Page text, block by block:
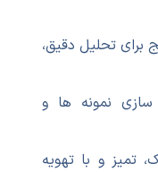
برای تحلیل دقیق،
سازی نمونه ها و
تمیز و با تهویه